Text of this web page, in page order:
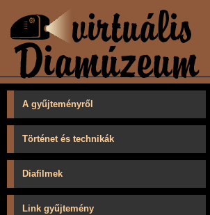
A gyűjteményről
Történet és technikák
Diafilmek
Link gyűjtemény